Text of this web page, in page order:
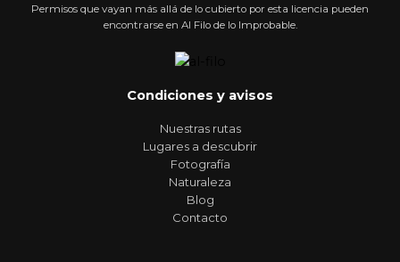
Permisos que vayan más allá de lo cubierto por esta licencia pueden
encontrarse en Al Filo de lo Improbable.
Condiciones y avisos
Nuestras rutas
Lugares a descubrir
Fotografía
Naturaleza
Blog
Contacto